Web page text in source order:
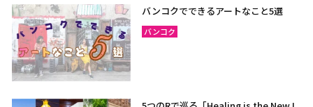
バンコクでできるアートなこと5選
バンコク